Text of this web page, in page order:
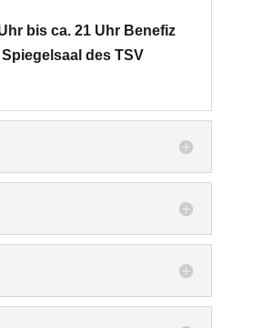
bis ca. 21 Uhr Benefiz
des TSV